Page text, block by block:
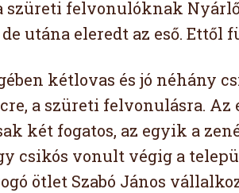
szüreti felvonulóknak
utána eleredt az eső.
kétlovas és jó néhány
a szüreti felvonulásra. Az
két fogatos, az egyik a
csikós vonult végig a
ötlet Szabó János